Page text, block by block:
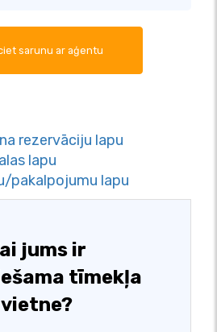
sarunu ar aģentu
rezervāciju lapu
lapu
pakalpojumu lapu
jums ir
tīmekļa
vietne?